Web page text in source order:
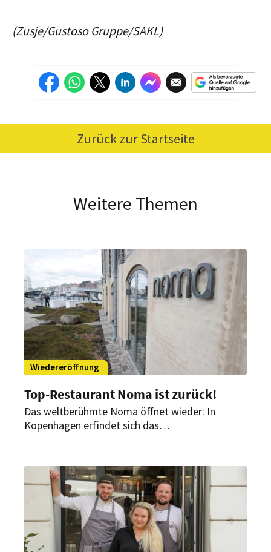
(Zusje/Gustoso Gruppe/SAKL)
Zurück zur Startseite
Weitere Themen
Wiedereröffnung
Top-Restaurant Noma ist zurück!
Das weltberühmte Noma öffnet wieder: In
Kopenhagen erfindet sich das
dabei.